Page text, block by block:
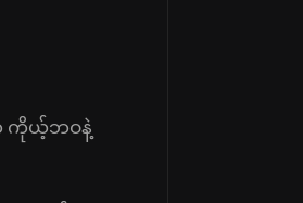
ကိုယ့်ဘဝနဲ့